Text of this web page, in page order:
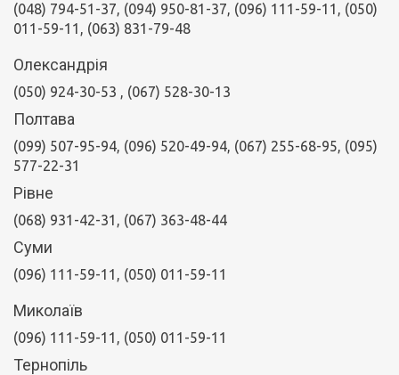
(048) 794-51-37, (094) 950-81-37, (096) 111-59-11, (050)
011-59-11, (063) 831-79-48
Олександрія
(050) 924-30-53 , (067) 528-30-13
Полтава
(099) 507-95-94, (096) 520-49-94, (067) 255-68-95, (095)
577-22-31
Рівне
(068) 931-42-31, (067) 363-48-44
Суми
(096) 111-59-11, (050) 011-59-11
Миколаїв
(096) 111-59-11, (050) 011-59-11
Тернопіль